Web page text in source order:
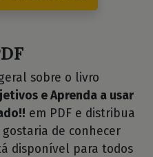
sobre o livro
e Aprenda a usar
em PDF e distribua
de conhecer
disponível para todos